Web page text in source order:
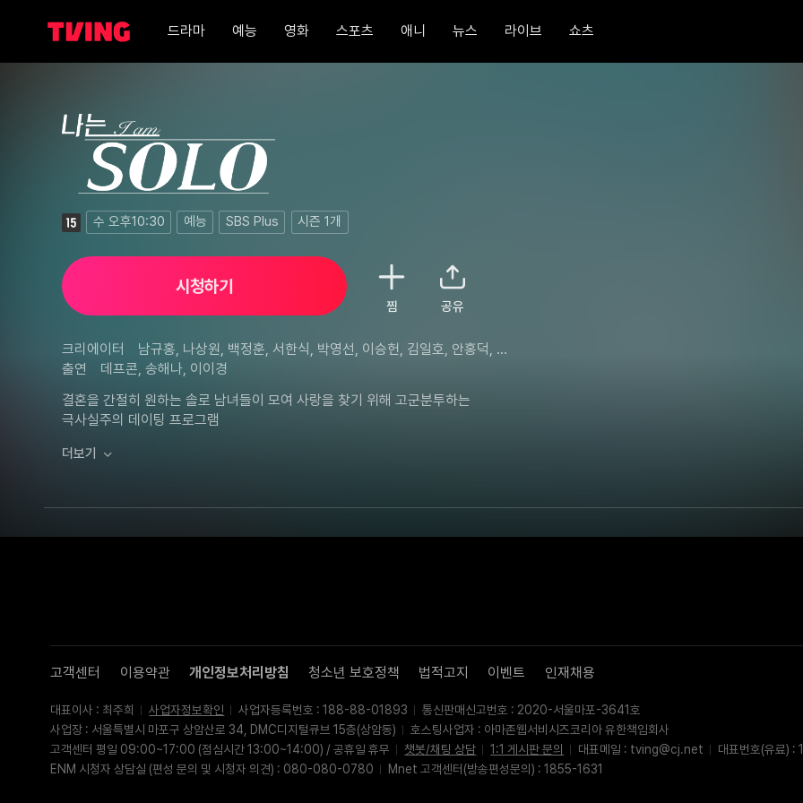
드라마 예능 영화 스포츠 애니 뉴스 라이브 쇼츠
수 오후10:30 예능 SBS Plus 시즌 1개
시청하기
찜 공유
크리에이터
남규홍, 나상원, 백정훈, 서한식, 박영선, 이승헌, 김일호, 안홍덕, 정
종성, 최진아, 박재형, 남상혁, 김예은, 박준영, 김경빈, 김무늬, 이소
이서영
출연
데프콘, 송해나, 이이경
결혼을 간절히 원하는 솔로 남녀들이 모여 사랑을 찾기 위해 고군분투하는
극사실주의 데이팅 프로그램
더보기
고객센터 이용약관 개인정보처리방침 청소년 보호정책 법적고지 이벤트 인재채용
대표이사 : 최주희 사업자정보확인 사업자등록번호 : 188-88-01893
통신판매신고번호 : 2020-서울마포-3641호
사업장 : 서울특별시 마포구 상암산로 34, DMC디지털큐브 15층(상암동)
호스팅사업자 : 아마존웹서비시즈코리아 유한책임회사
고객센터 평일 09:00~17:00 (점심시간 13:00~14:00) / 공휴일 휴무
챗봇/채팅 상담 1:1 게시판 문의 대표메일 : tving@cj.net
대표번호(유료)
ENM 시청자 상담실 (편성 문의 및 시청자 의견) : 080-080-0780
Mnet 고객센터(방송편성문의) : 1855-1631